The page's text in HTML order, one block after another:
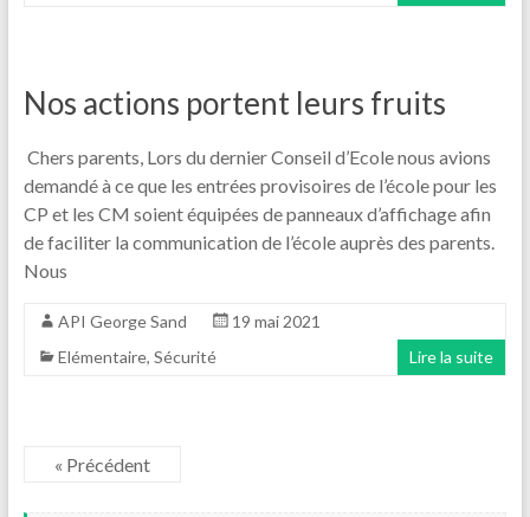
Nos actions portent leurs fruits
Chers parents, Lors du dernier Conseil d’Ecole nous avions
demandé à ce que les entrées provisoires de l’école pour les
CP et les CM soient équipées de panneaux d’affichage afin
de faciliter la communication de l’école auprès des parents.
Nous
API George Sand
19 mai 2021
Elémentaire, Sécurité Lire la suite
« Précédent